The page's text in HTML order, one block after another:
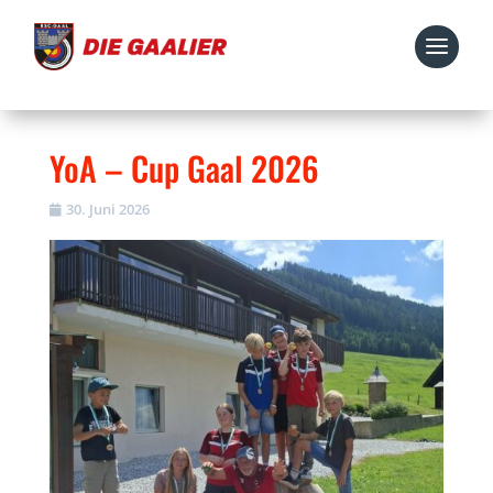
YoA – Cup Gaal 2026
30. Juni 2026